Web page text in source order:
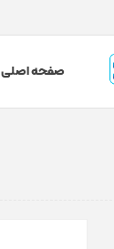
صفحه اصلی